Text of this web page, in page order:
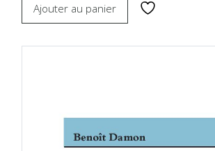
Ajouter au panier